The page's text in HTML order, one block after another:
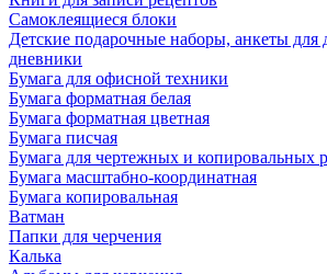
Самоклеящиеся блоки
Детские подарочные наборы, анкеты для
дневники
Бумага для офисной техники
Бумага форматная белая
Бумага форматная цветная
Бумага писчая
Бумага для чертежных и копировальных
Бумага масштабно-координатная
Бумага копировальная
Ватман
Папки для черчения
Калька